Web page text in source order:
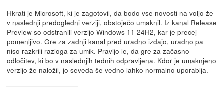
Hkrati je Microsoft, ki je zagotovil, da bodo vse novosti na voljo že
v naslednji predogledni verziji, obstoječo umaknil. Iz kanal Release
Preview so odstranili verzijo Windows 11 24H2, kar je precej
pomenljivo. Gre za zadnji kanal pred uradno izdajo, uradno pa
niso razkrili razloga za umik. Pravijo le, da gre za začasno
odločitev, ki bo v naslednjih tednih odpravljena. Kdor je umaknjeno
verzijo že naložil, jo seveda še vedno lahko normalno uporablja.